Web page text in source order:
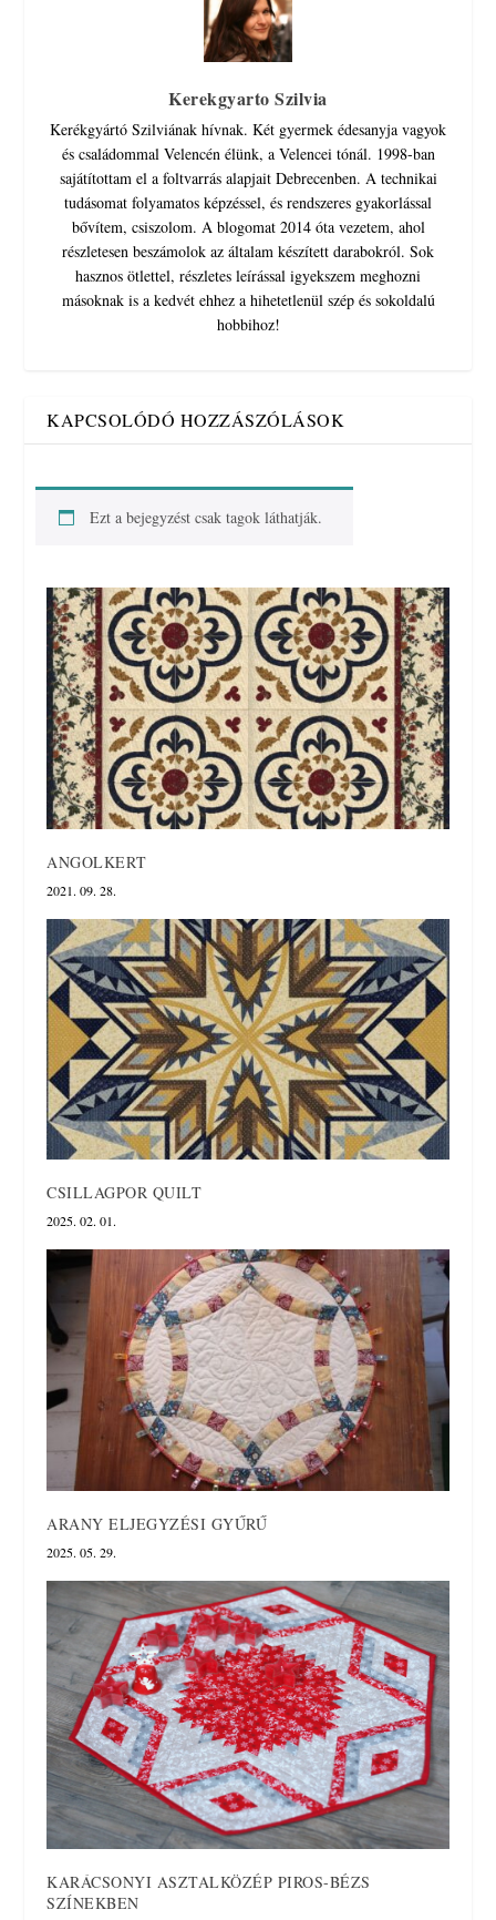
Kerekgyarto Szilvia
Kerékgyártó Szilviának hívnak. Két gyermek édesanyja vagyok
és családommal Velencén élünk, a Velencei tónál. 1998-ban
sajátítottam el a foltvarrás alapjait Debrecenben. A technikai
tudásomat folyamatos képzéssel, és rendszeres gyakorlással
bővítem, csiszolom. A blogomat 2014 óta vezetem, ahol
részletesen beszámolok az általam készített darabokról. Sok
hasznos ötlettel, részletes leírással igyekszem meghozni
másoknak is a kedvét ehhez a hihetetlenül szép és sokoldalú
hobbihoz!
KAPCSOLÓDÓ HOZZÁSZÓLÁSOK
Ezt a bejegyzést csak tagok láthatják.
ANGOLKERT
2021. 09. 28.
CSILLAGPOR QUILT
2025. 02. 01.
ARANY ELJEGYZÉSI GYŰRŰ
2025. 05. 29.
KARÁCSONYI ASZTALKÖZÉP PIROS-BÉZS
SZÍNEKBEN